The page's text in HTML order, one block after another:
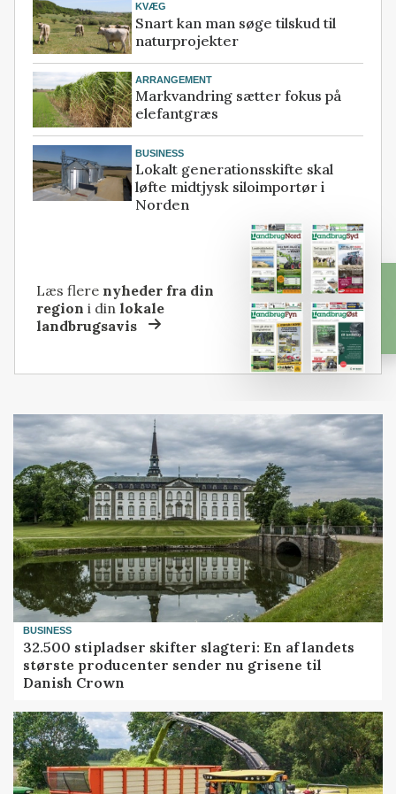
KVÆG
Snart kan man søge tilskud til
naturprojekter
ARRANGEMENT
Markvandring sætter fokus på
elefantgræs
BUSINESS
Lokalt generationsskifte skal
løfte midtjysk siloimportør i
Norden
Læs flere nyheder fra din
region i dinlokale
landbrugsavis
BUSINESS
32.500 stipladser skifter slagteri: En af landets
største producenter sender nu grisene til
Danish Crown